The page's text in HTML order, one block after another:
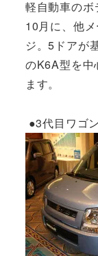
軽自動車の
10月に、他
ジ。5ドアが
のK6A型を中
ます。
●3代目ワゴ